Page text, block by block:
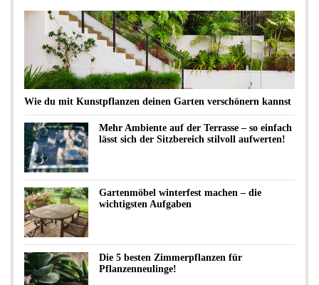
Wie du mit Kunstpflanzen deinen Garten verschönern kannst
Mehr Ambiente auf der Terrasse – so einfach
lässt sich der Sitzbereich stilvoll aufwerten!
Gartenmöbel winterfest machen – die
wichtigsten Aufgaben
Die 5 besten Zimmerpflanzen für
Pflanzenneulinge!